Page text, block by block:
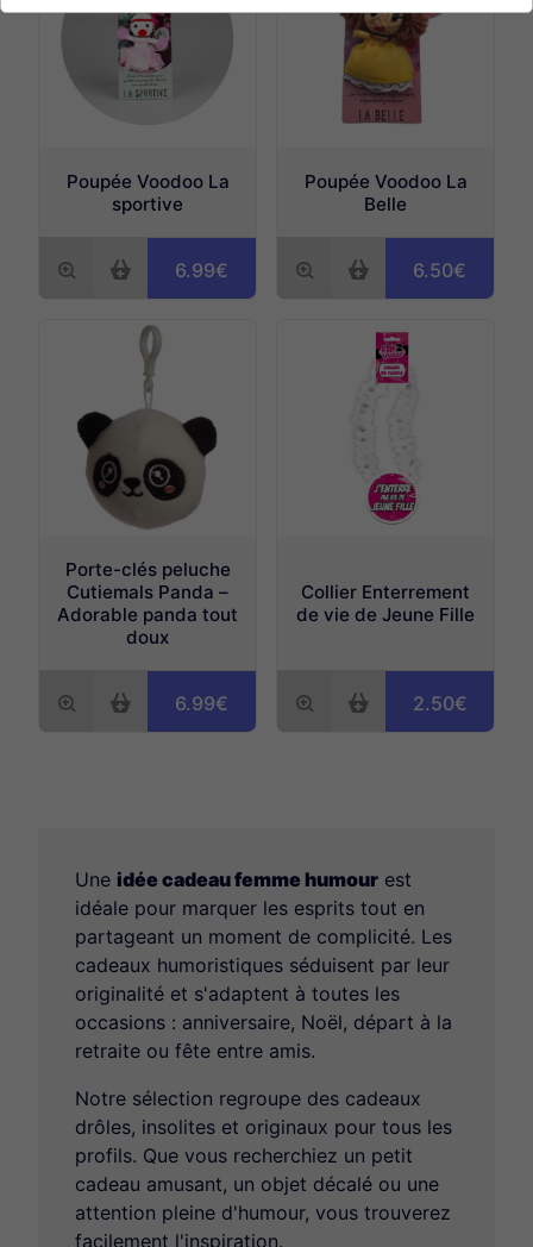
Poupée Voodoo La
sportive
6.99€
Poupée Voodoo La
Belle
6.50€
Porte-clés peluche
Cutiemals Panda –
Adorable panda tout
doux
6.99€
Collier Enterrement
de vie de Jeune Fille
2.50€
Une idée cadeau femme humourest
idéale pour marquer les esprits tout en
partageant un moment de complicité. Les
cadeaux humoristiques séduisent par leur
originalité et s'adaptent à toutes les
occasions : anniversaire, Noël, départ à la
retraite ou fête entre amis.
Notre sélection regroupe des cadeaux
drôles, insolites et originaux pour tous les
profils. Que vous recherchiez un petit
cadeau amusant, un objet décalé ou une
attention pleine d'humour, vous trouverez
facilement l'inspiration.